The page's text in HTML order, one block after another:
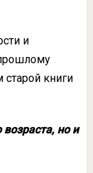
и
книги
но и